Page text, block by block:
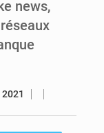
Sénégal : Ousmane Diagne prêtera serment le 11 août comme président du Conseil constitutionnel
news,